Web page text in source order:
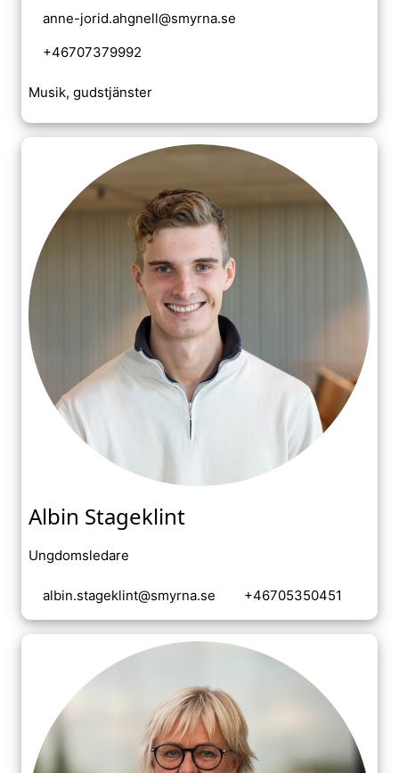
anne-jorid.ahgnell@smyrna.se
+46707379992
Musik, gudstjänster
Albin Stageklint
Ungdomsledare
albin.stageklint@smyrna.se +46705350451